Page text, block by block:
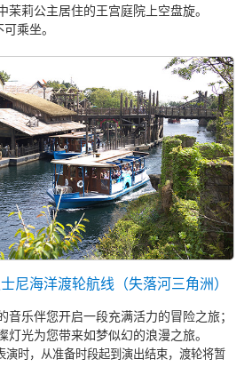
茉莉公主居住的王宫庭院上空盘旋。
乘坐。
尼海洋渡轮航线（失落河三角洲）
音乐伴您开启一段充满活力的冒险之旅；
灯光为您带来如梦似幻的浪漫之旅。
演时，从准备时段起到演出结束，渡轮将暂